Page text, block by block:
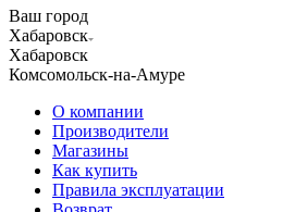
Ваш город
Хабаровск
Хабаровск
Комсомольск-на-Амуре
О компании
Производители
Магазины
Как купить
Правила эксплуатации